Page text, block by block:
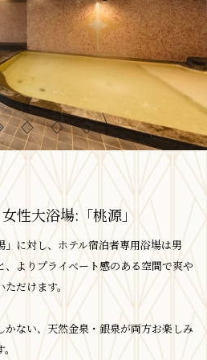
性大浴場:「桃源」
に対し、ホテル宿泊者専用浴場は男
よりプライベート感のある空間で爽や
だけます。
ない、天然金泉・銀泉が両方お楽しみ
。